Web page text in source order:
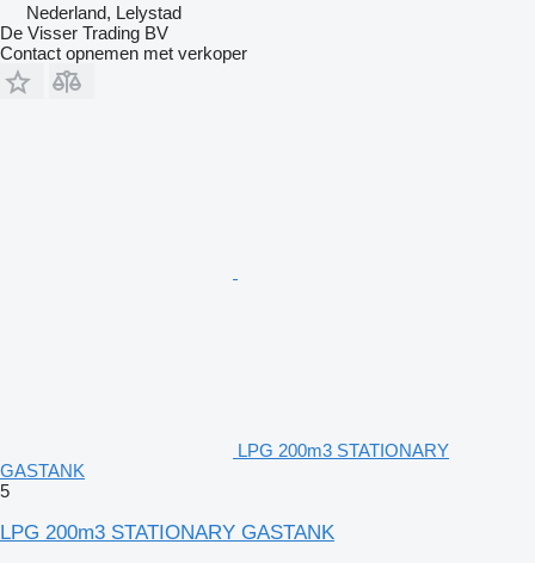
Nederland, Lelystad
De Visser Trading BV
Contact opnemen met verkoper
LPG 200m3 STATIONARY
GASTANK
5
LPG 200m3 STATIONARY GASTANK